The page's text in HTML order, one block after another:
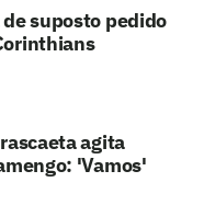
suposto pedido
agita
'Vamos'